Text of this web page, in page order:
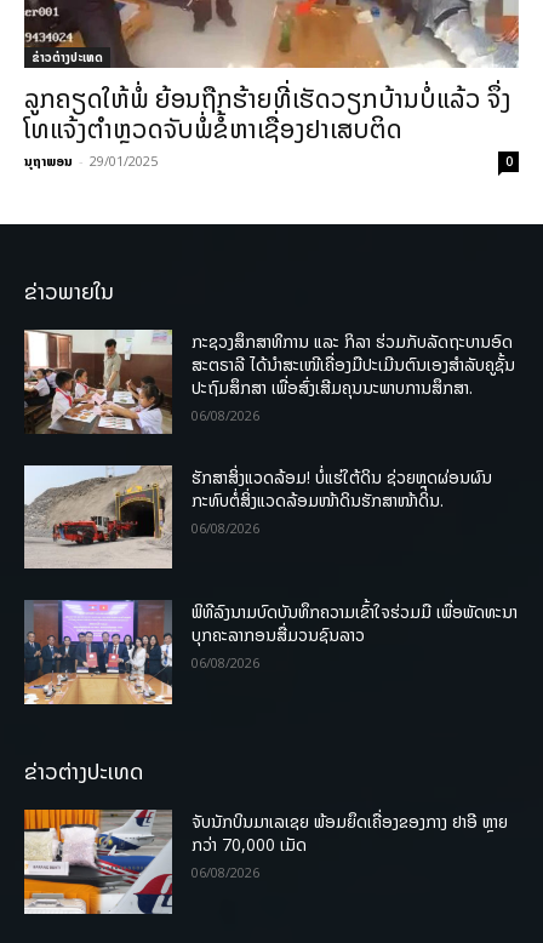
ຂ່າວຕ່າງປະເທດ
ລູກຄຽດໃຫ້ພໍ່ ຍ້ອນຖືກຮ້າຍທີ່ເຮັດວຽກບ້ານບໍ່ແລ້ວ ຈຶ່ງ
ໂທແຈ້ງຕຳຫຼວດຈັບພໍ່ຂໍ້ຫາເຊື່ອງຢາເສບຕິດ
ນຸຖາພອນ - 29/01/2025 0
ຂ່າວພາຍໃນ
ກະຊວງສຶກສາທິການ ແລະ ກິລາ ຮ່ວມກັບລັດຖະບານອົດ
ສະຕຣາລີ ໄດ້ນຳສະເໜີເຄື່ອງມືປະເມີນຕົນເອງສຳລັບຄູຊັ້ນ
ປະຖົມສຶກສາ ເພື່ອສົ່ງເສີມຄຸນນະພາບການສຶກສາ.
06/08/2026
ຮັກສາສິ່ງແວດລ້ອມ! ບໍ່ແຮ່ໃຕ້ດິນ ຊ່ວຍຫຼຸດຜ່ອນຜົນ
ກະທົບຕໍ່ສິ່ງແວດລ້ອມໜ້າດິນຮັກສາໜ້າດິນ.
06/08/2026
ພິທີລົງນາມບົດບັນທຶກຄວາມເຂົ້າໃຈຮ່ວມມື ເພື່ອພັດທະນາ
ບຸກຄະລາກອນສື່ມວນຊົນລາວ
06/08/2026
ຂ່າວຕ່າງປະເທດ
ຈັບນັກບິນມາເລເຊຍ ພ້ອມຍຶດເຄື່ອງຂອງກາງ ຢາອີ ຫຼາຍ
ກວ່າ 70,000 ເມັດ
06/08/2026